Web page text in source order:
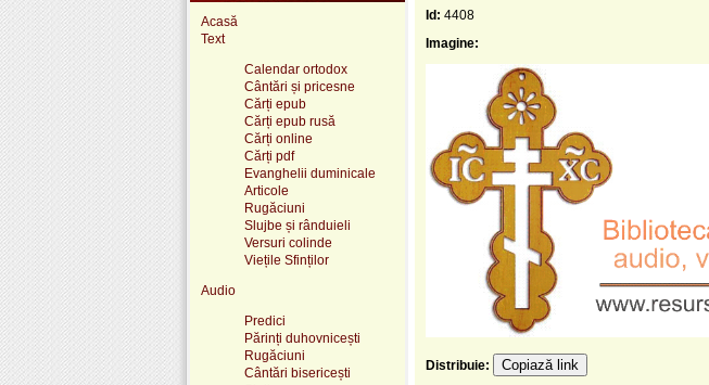
Id: 4408
Imagine:
Distribuie: Copiază link
Acasă
Text
Calendar ortodox
Cântări și pricesne
Cărți epub
Cărți epub rusă
Cărți online
Cărți pdf
Evanghelii duminicale
Articole
Rugăciuni
Slujbe și rânduieli
Versuri colinde
Viețile Sfinților
Audio
Predici
Părinți duhovnicești
Rugăciuni
Cântări bisericești